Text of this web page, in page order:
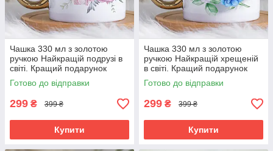
Чашка 330 мл з золотою
ручкою Найкращій подрузі в
світі. Кращий подарунок
подрузі.
Готово до відправки
299 ₴ 399 ₴
Купити
Чашка 330 мл з золотою
ручкою Найкращій хрещеній
в світі. Кращий подарунок
хрещеній.
Готово до відправки
299 ₴ 399 ₴
Купити